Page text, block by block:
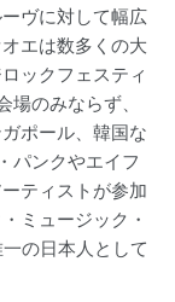
ヴに対して幅広
エは数多くの大
ックフェスティ
のみならず、
ポール、韓国な
パンクやエイフ
ティストが参加
ミュージック・
の日本人として